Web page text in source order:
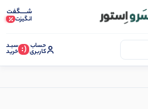
شـــــگفت
انگیزت
حساب
کاربری (: سبـد
خرید